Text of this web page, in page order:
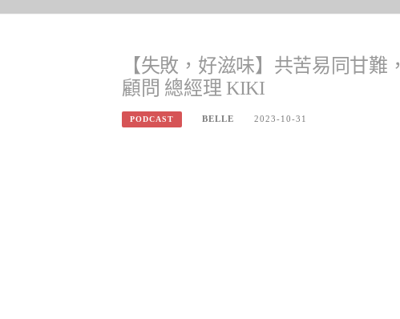
【失敗，好滋味】共苦易同甘
顧問 總經理 KIKI
PODCAST BELLE 2023-10-31